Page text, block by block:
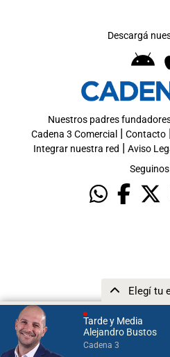
Tarde y Media
Alejandro Bustos
Cadena 3
Elegí tu
Descargá
Nuestros padres
Cadena 3 Comercial | Contacto|
Integrar nuestra red | Aviso